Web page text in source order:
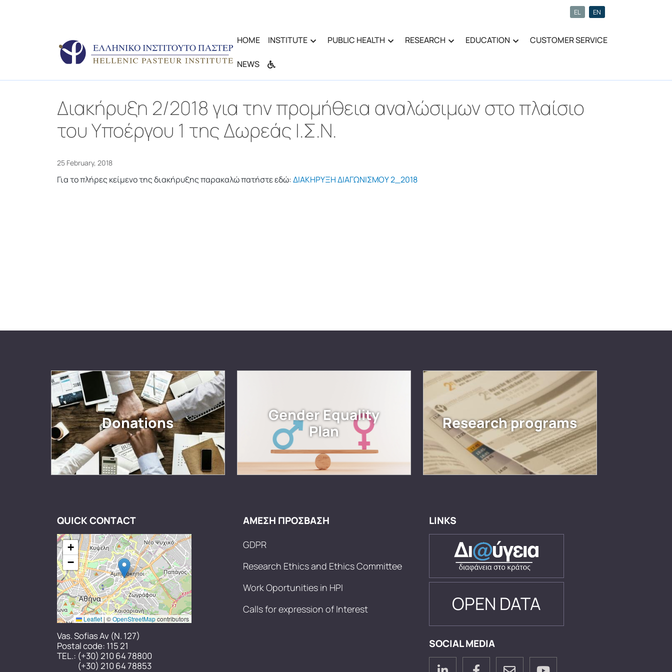
EL EN
HOME INSTITUTE PUBLIC HEALTH RESEARCH EDUCATION CUSTOMER SERVICE
NEWS
Διακήρυξη 2/2018 για την προμήθεια αναλώσιμων στο πλαίσιο
του Υποέργου 1 της Δωρεάς Ι.Σ.Ν.
25 February, 2018
Για το πλήρες κείμενο της διακήρυξης παρακαλώ πατήστε εδώ:ΔΙΑΚΗΡΥΞΗ ΔΙΑΓΩΝΙΣΜΟΥ 2_2018
Donations
Gender Equality
Plan
Research programs
QUICK CONTACT
+
−
Leaflet | ©OpenStreetMapcontributors
Vas. Sofias Av (N. 127)
Postal code: 115 21
TEL.: (+30) 210 64 78800
(+30) 210 64 78853
ΑΜΕΣΗ ΠΡΟΣΒΑΣΗ
GDPR
Research Ethics and Ethics Committee
Work Oportunities in HPI
Calls for expression of Interest
LINKS
OPEN DATA
SOCIAL MEDIA